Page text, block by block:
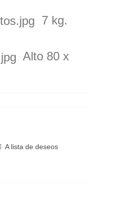
7 kg.
Alto80 x
A lista de deseos